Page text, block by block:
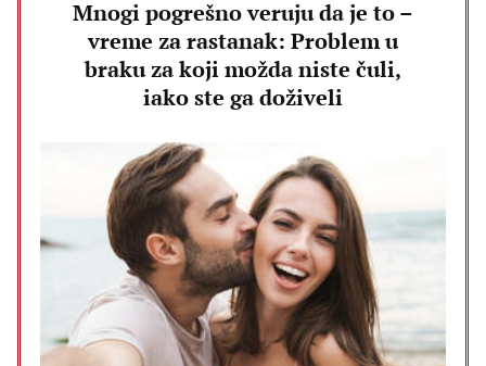
Mnogi pogrešno veruju da je to –
vreme za rastanak: Problem u
braku za koji možda niste čuli,
iako ste ga doživeli